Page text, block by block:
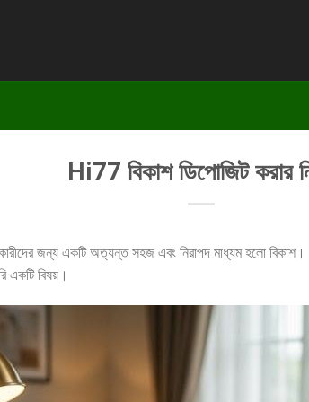
Hi77 বিকাশ ডিপোজিট করার
জন্য একটি অত্যন্ত সহজ এবং নিরাপদ মাধ্যম হলো
বিষয়।